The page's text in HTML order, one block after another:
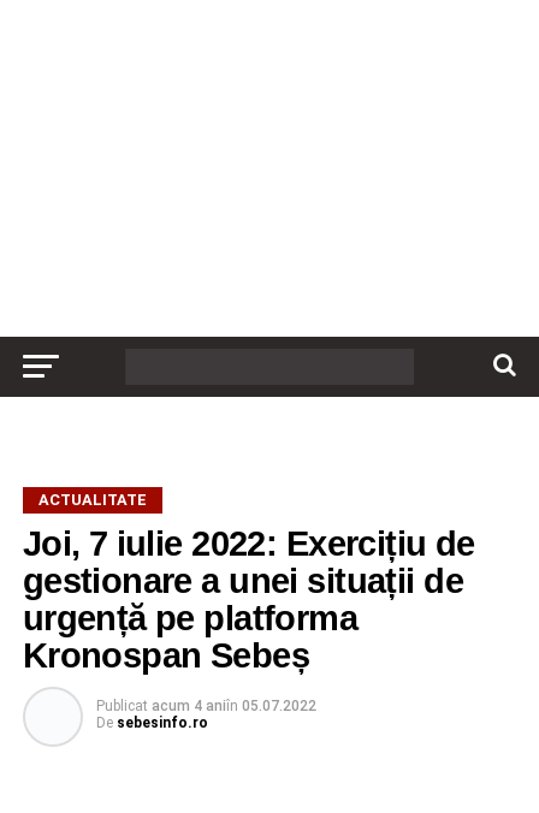
ACTUALITATE
Joi, 7 iulie 2022: Exercițiu de
gestionare a unei situații de
urgență pe platforma
Kronospan Sebeș
Publicat acum 4 aniîn 05.07.2022
De sebesinfo.ro